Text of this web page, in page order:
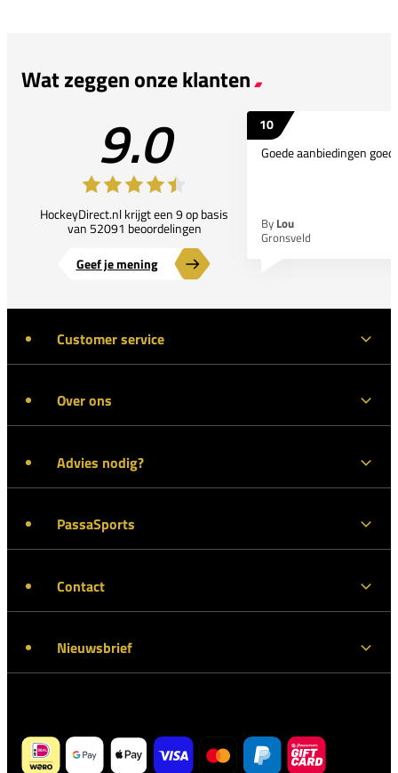
Wat zeggen onze klanten
9.0
HockeyDirect.nl krijgt een 9 op basis
van 52091 beoordelingen
Geef je mening
10
Goede aanbiedingen
By Lou
Gronsveld
Customer service
Over ons
Advies nodig?
PassaSports
Contact
Nieuwsbrief